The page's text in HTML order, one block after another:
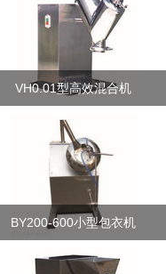
VH0.01型高效混合机
BY200-600小型包衣机